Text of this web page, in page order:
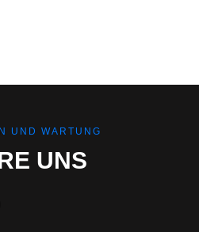
UND WARTUNG
UNS